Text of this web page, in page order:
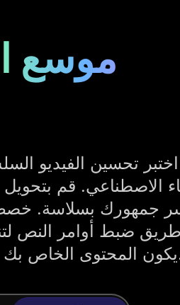
موسع
اختبر تحسين الفيديو
الاصطناعي. قم
جمهورك بسلاسة. خصص
ضبط أوامر النص
وفقًا لاحتياجاتك.